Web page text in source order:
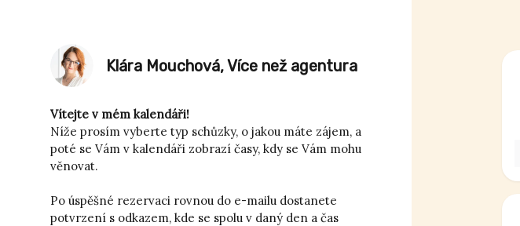
Klára Mouchová, Více než agentura
Vítejte v mém kalendáři!
Níže prosím vyberte typ schůzky, o jakou máte zájem, a
poté se Vám v kalendáři zobrazí časy, kdy se Vám mohu
věnovat.
Po úspěšné rezervaci rovnou do e-mailu dostanete
potvrzení s odkazem, kde se spolu v daný den a čas